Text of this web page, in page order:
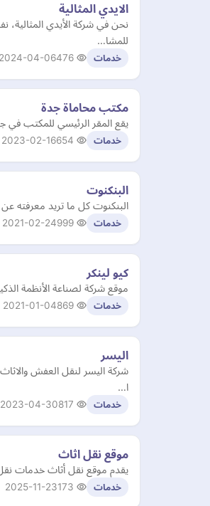
الايدي المثالية
نحن في شركة الأيدي
للمشا…
خدمات 2024-04-06
مكتب محاماة جدة
يقع المقر الرئيسي للمكتب في
خدمات 2023-02-16
البنكنوت
البنكنوت كل ما تريد معرفته عن
خدمات 2021-02-24
كيو لينكر
موقع شركة لصناعة الأنظمة
خدمات 2021-01-04
اليسر
شركة اليسر لنقل العفش
ا…
خدمات 2023-04-30
موقع نقل اثاث
يقدم موقع نقل أثاث خدمات
خدمات 2025-11-23